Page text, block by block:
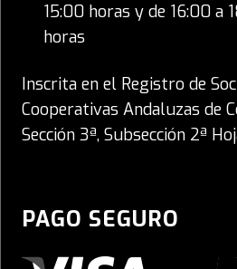
15:00 horas y de 16:00 a
horas
Inscrita en el Registro de
Cooperativas Andaluzas de
Sección 3ª, Subsección 2ª
PAGO SEGURO